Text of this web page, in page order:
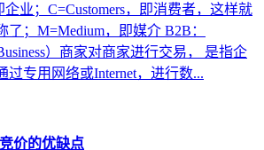
企业；C=Customers，即消费者，这样就
了；M=Medium，即媒介 B2B：
Business）商家对商家进行交易， 是指企
过专用网络或Internet，进行数...
价的优缺点